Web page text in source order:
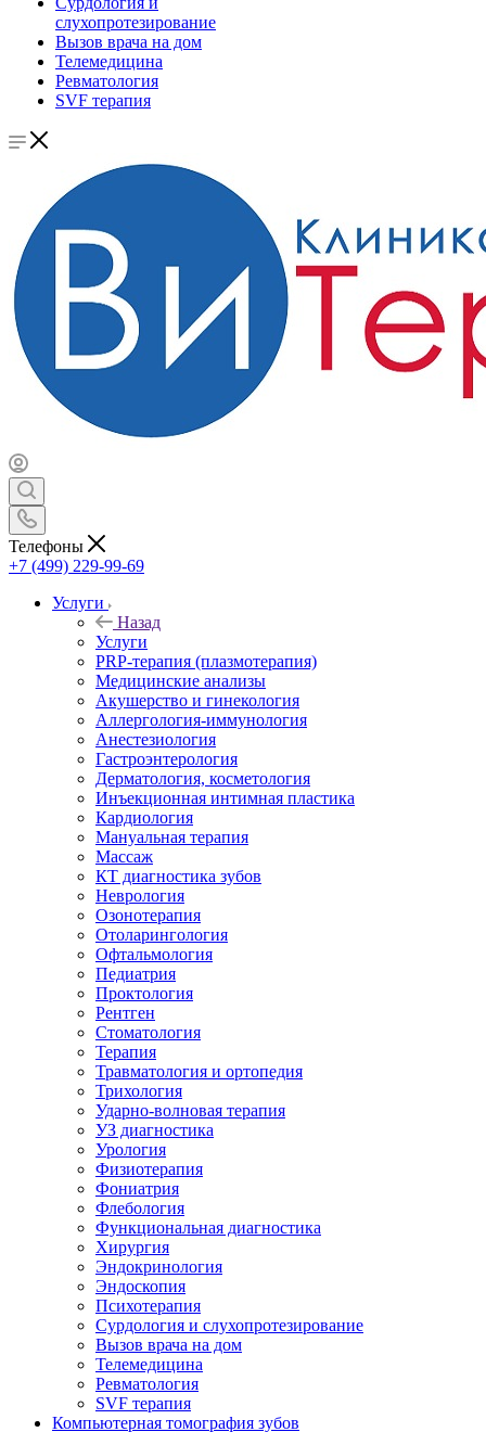
слухопротезирование
Вызов врача на дом
Телемедицина
Ревматология
SVF терапия
Телефоны
+7 (499) 229-99-69
Услуги
Назад
Услуги
PRP-терапия (плазмотерапия)
Медицинские анализы
Акушерство и гинекология
Аллергология-иммунология
Анестезиология
Гастроэнтерология
Дерматология, косметология
Инъекционная интимная пластика
Кардиология
Мануальная терапия
Массаж
КТ диагностика зубов
Неврология
Озонотерапия
Отоларингология
Офтальмология
Педиатрия
Проктология
Рентген
Стоматология
Терапия
Травматология и ортопедия
Трихология
Ударно-волновая терапия
УЗ диагностика
Урология
Физиотерапия
Фониатрия
Флебология
Функциональная диагностика
Хирургия
Эндокринология
Эндоскопия
Психотерапия
Сурдология и слухопротезирование
Вызов врача на дом
Телемедицина
Ревматология
SVF терапия
Компьютерная томография зубов